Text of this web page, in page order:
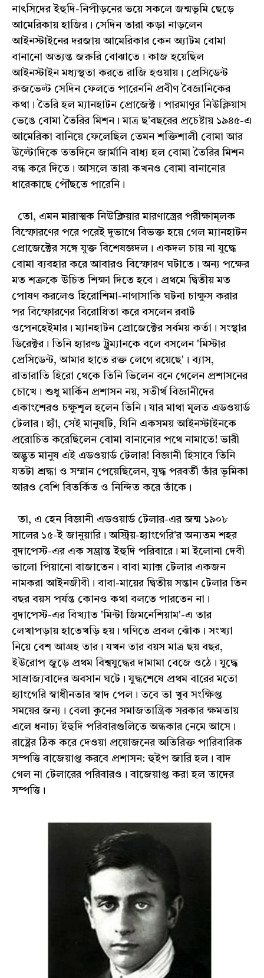
নাৎসিদের ইহুদি-নিপীড়নের ভয়ে সকলে জন্মভূমি ছেড়ে
আমেরিকায় হাজির। সেদিন তারা কড়া নাড়লেন
আইনস্টাইনের দরজায় আমেরিকার কেন অ্যাটম বোমা
বানানো অত্যন্ত জরুরি বোঝাতে। কাজ হয়েছিল
আইনস্টাইন মধ্যস্থতা করতে রাজি হওয়ায়। প্রেসিডেন্ট
রুজভেল্ট সেদিন ফেলতে পারেননি প্রবীণ বৈজ্ঞানিকের
কথা। তৈরি হল ম্যানহাটন প্রোজেক্ট। পারমাণুর নিউক্লিয়াস
ভেঙে বোমা তৈরির মিশন। মাত্র ছ'বছরের প্রচেষ্টায় ১৯৪৫-এ
আমেরিকা বানিয়ে ফেলেছিল তেমন শক্তিশালী বোমা আর
উল্টোদিকে ততদিনে জার্মানি বাধ্য হল বোমা তৈরির মিশন
বন্ধ করে দিতে। আসলে তারা কখনও বোমা বানানোর
ধারেকাছে পৌঁছতে পারেনি।
তো, এমন মারাত্মক নিউক্লিয়ার মারণাস্ত্রের পরীক্ষামূলক
বিস্ফোরণের পরে পরেই দুভাগে বিভক্ত হয়ে গেল ম্যানহাটন
প্রোজেক্টের সঙ্গে যুক্ত বিশেষজ্ঞদল। একদল চায় না যুদ্ধে
বোমা ব্যবহার করে আবারও বিস্ফোরণ ঘটাতে। অন্য পক্ষের
মত শত্রুকে উচিত শিক্ষা দিতে হবে। প্রথমে দ্বিতীয় মত
পোষণ করলেও হিরোশিমা-নাগাসাকি ঘটনা চাক্ষুস করার
পর বিস্ফোরণের বিরোধিতা করে বসলেন রবার্ট
ওপেনহেইমার। ম্যানহাটন প্রোজেক্টের সর্বময় কর্তা। সংস্থার
ডিরেক্টর। তিনি হ্যারল্ড ট্রুম্যানকে বলে বসলেন 'মিস্টার
প্রেসিডেন্ট, আমার হাতে রক্ত লেগে রয়েছে'। ব্যাস,
রাতারাতি হিরো থেকে তিনি ভিলেন বনে গেলেন প্রশাসনের
চোখে। শুধু মার্কিন প্রশাসন নয়, সতীর্থ বিজ্ঞানীদের
একাংশেরও চক্ষুশূল হলেন তিনি। যার মাথা মূলত এডওয়ার্ড
টেলার। হ্যাঁ, সেই মানুষটি, যিনি একসময় আইনস্টাইনকে
প্ররোচিত করেছিলেন বোমা বানানোর পথে নামাতে! ভারী
অদ্ভুত মানুষ এই এডওয়ার্ড টেলার! বিজ্ঞানী হিসাবে তিনি
যতটা শ্রদ্ধা ও সম্মান পেয়েছিলেন, যুদ্ধ পরবর্তী তাঁর ভূমিকা
আরও বেশি বিতর্কিত ও নিন্দিত করে তাঁকে।
তা, এ হেন বিজ্ঞানী এডওয়ার্ড টেলার-এর জন্ম ১৯০৮
সালের ১৫-ই জানুয়ারি। অস্ট্রিয়-হ্যাংগেরি'র অন্যতম শহর
বুদাপেস্ট-এর এক সম্ভ্রান্ত ইহুদি পরিবারে। মা ইলোনা দেবী
ভালো পিয়ানো বাজাতেন। বাবা ম্যাক্স টেলার একজন
নামকরা আইনজীবী। বাবা-মায়ের দ্বিতীয় সন্তান টেলার তিন
বছর বয়স পর্যন্ত কোনও কথা বলতে পারতেন না।
বুদাপেস্ট-এর বিখ্যাত 'মিন্টা জিমনেশিয়াম'-এ তার
লেখাপড়ায় হাতেখড়ি হয়। গণিতে প্রবল ঝোঁক। সংখ্যা
নিয়ে বেশ আগ্রহ তার। যখন তার বয়স মাত্র ছয় বছর,
ইউরোপ জুড়ে প্রথম বিশ্বযুদ্ধের দামামা বেজে ওঠে। যুদ্ধে
সাম্রাজ্যবাদের অবসান ঘটে। যুদ্ধশেষে প্রথম বারের মতো
হ্যাংগেরি স্বাধীনতার স্বাদ পেল। তবে তা খুব সংক্ষিপ্ত
সময়ের জন্য। বেলা কুনের সমাজতান্ত্রিক সরকার ক্ষমতায়
এলে ধনাঢ্য ইহুদি পরিবারগুলিতে অন্ধকার নেমে আসে।
রাষ্ট্রের ঠিক করে দেওয়া প্রয়োজনের অতিরিক্ত পারিবারিক
সম্পত্তি বাজেয়াপ্ত করবে প্রশাসন: হুইপ জারি হল। বাদ
গেল না টেলারের পরিবারও। বাজেয়াপ্ত করা হল তাদের
সম্পত্তি।